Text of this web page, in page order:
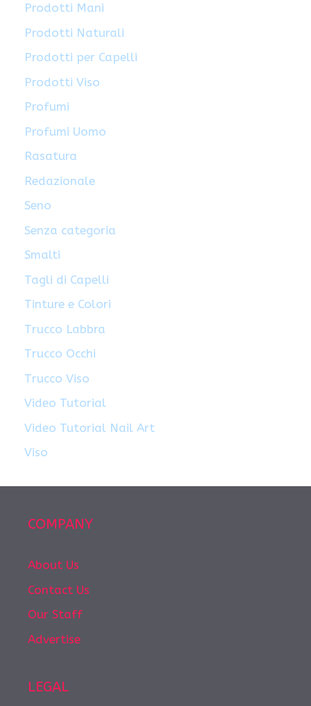
Prodotti Mani
Prodotti Naturali
Prodotti per Capelli
Prodotti Viso
Profumi
Profumi Uomo
Rasatura
Redazionale
Seno
Senza categoria
Smalti
Tagli di Capelli
Tinture e Colori
Trucco Labbra
Trucco Occhi
Trucco Viso
Video Tutorial
Video Tutorial Nail Art
Viso
COMPANY
About Us
Contact Us
Our Staff
Advertise
LEGAL